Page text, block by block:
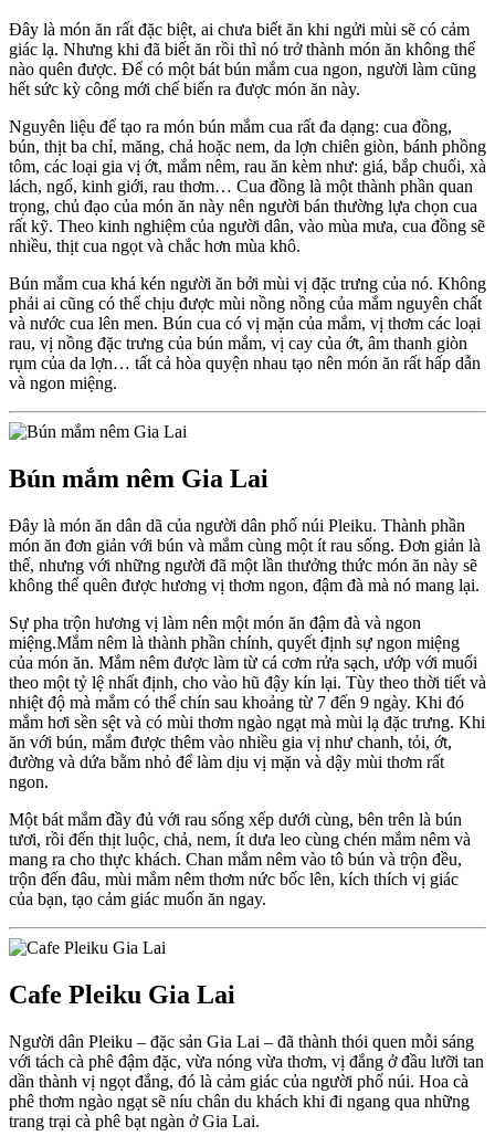
Đây là món ăn rất đặc biệt, ai chưa biết ăn khi ngửi mùi sẽ có cảm
giác lạ. Nhưng khi đã biết ăn rồi thì nó trở thành món ăn không thể
nào quên được. Để có một bát bún mắm cua ngon, người làm cũng
hết sức kỳ công mới chế biến ra được món ăn này.
Nguyên liệu để tạo ra món bún mắm cua rất đa dạng: cua đồng,
bún, thịt ba chỉ, măng, chả hoặc nem, da lợn chiên giòn, bánh phồng
tôm, các loại gia vị ớt, mắm nêm, rau ăn kèm như: giá, bắp chuối, xà
lách, ngổ, kinh giới, rau thơm… Cua đồng là một thành phần quan
trọng, chủ đạo của món ăn này nên người bán thường lựa chọn cua
rất kỹ. Theo kinh nghiệm của người dân, vào mùa mưa, cua đồng sẽ
nhiều, thịt cua ngọt và chắc hơn mùa khô.
Bún mắm cua khá kén người ăn bởi mùi vị đặc trưng của nó. Không
phải ai cũng có thể chịu được mùi nồng nồng của mắm nguyên chất
và nước cua lên men. Bún cua có vị mặn của mắm, vị thơm các loại
rau, vị nồng đặc trưng của bún mắm, vị cay của ớt, âm thanh giòn
rụm của da lợn… tất cả hòa quyện nhau tạo nên món ăn rất hấp dẫn
và ngon miệng.
Bún mắm nêm Gia Lai
Đây là món ăn dân dã của người dân phố núi Pleiku. Thành phần
món ăn đơn giản với bún và mắm cùng một ít rau sống. Đơn giản là
thế, nhưng với những người đã một lần thưởng thức món ăn này sẽ
không thể quên được hương vị thơm ngon, đậm đà mà nó mang lại.
Sự pha trộn hương vị làm nên một món ăn đậm đà và ngon
miệng.Mắm nêm là thành phần chính, quyết định sự ngon miệng
của món ăn. Mắm nêm được làm từ cá cơm rửa sạch, ướp với muối
theo một tỷ lệ nhất định, cho vào hũ đậy kín lại. Tùy theo thời tiết và
nhiệt độ mà mắm có thể chín sau khoảng từ 7 đến 9 ngày. Khi đó
mắm hơi sền sệt và có mùi thơm ngào ngạt mà mùi lạ đặc trưng. Khi
ăn với bún, mắm được thêm vào nhiều gia vị như chanh, tỏi, ớt,
đường và dứa bằm nhỏ để làm dịu vị mặn và dậy mùi thơm rất
ngon.
Một bát mắm đầy đủ với rau sống xếp dưới cùng, bên trên là bún
tươi, rồi đến thịt luộc, chả, nem, ít dưa leo cùng chén mắm nêm và
mang ra cho thực khách. Chan mắm nêm vào tô bún và trộn đều,
trộn đến đâu, mùi mắm nêm thơm nức bốc lên, kích thích vị giác
của bạn, tạo cảm giác muốn ăn ngay.
Cafe Pleiku Gia Lai
Người dân Pleiku – đặc sản Gia Lai – đã thành thói quen mỗi sáng
với tách cà phê đậm đặc, vừa nóng vừa thơm, vị đắng ở đầu lưỡi tan
dần thành vị ngọt đắng, đó là cảm giác của người phố núi. Hoa cà
phê thơm ngào ngạt sẽ níu chân du khách khi đi ngang qua những
trang trại cà phê bạt ngàn ở Gia Lai.